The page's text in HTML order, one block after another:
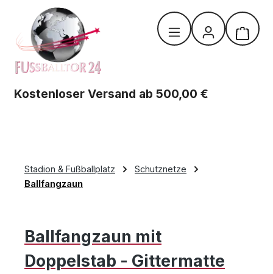
Zum Hauptinhalt springen
Kostenloser Versand ab 500,00 €
Stadion & Fußballplatz
Schutznetze
Ballfangzaun
Ballfangzaun mit
Doppelstab - Gittermatte